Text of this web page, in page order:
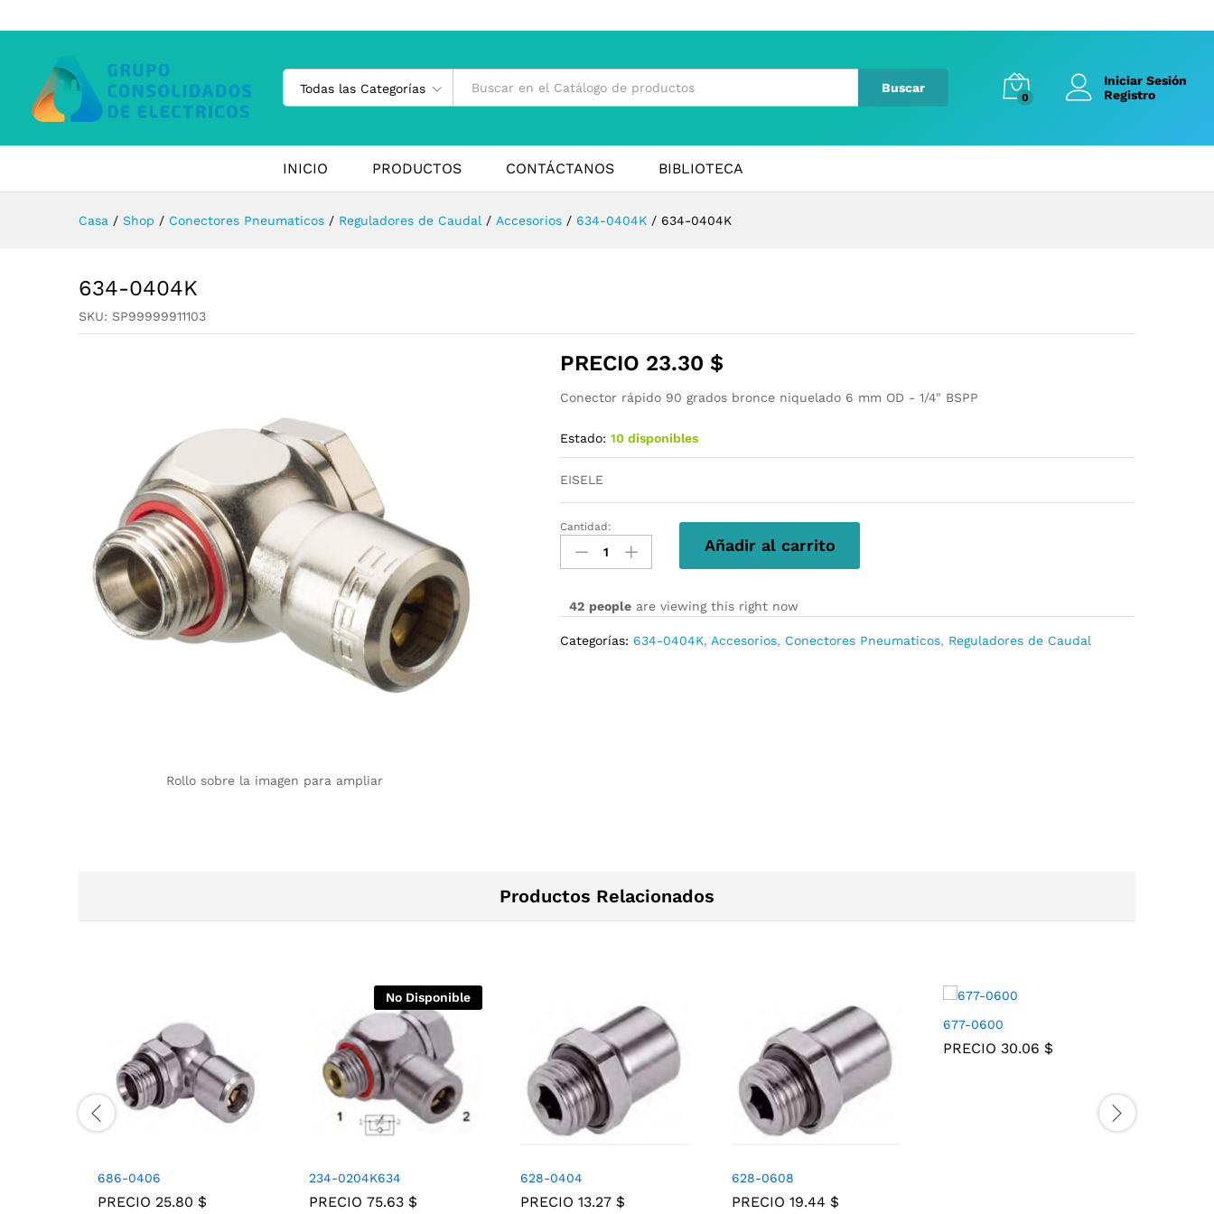
Todas las Categorías Buscar
0
Iniciar Sesión
Registro
INICIO PRODUCTOS CONTÁCTANOS BIBLIOTECA
Casa / Shop / Conectores Pneumaticos / Reguladores de Caudal / Accesorios / 634-0404K / 634-0404K
634-0404K
SKU: SP99999911103
Rollo sobre la imagen para ampliar
PRECIO 23.30 $
Conector rápido 90 grados bronce niquelado 6 mm OD - 1/4" BSPP
Estado: 10 disponibles
EISELE
634-
0404K
cantidad
Cantidad:
Añadir al carrito
42 people are viewing this right now
Categorías: 634-0404K,Accesorios, Conectores Pneumaticos, Reguladores de Caudal
Productos Relacionados
686-0406
PRECIO 25.80 $
No Disponible
234-0204K634
PRECIO 75.63 $
628-0404
PRECIO 13.27 $
628-0608
PRECIO 19.44 $
677-0600
PRECIO 30.06 $